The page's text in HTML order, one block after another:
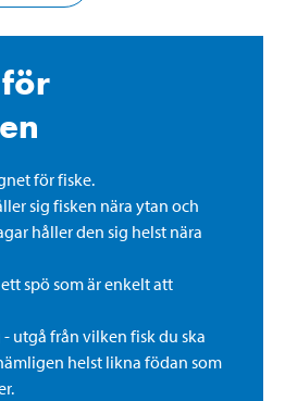
för fiske.
sig fisken nära ytan och
håller den sig helst nära
spö som är enkelt att
utgå från vilken fisk du ska
helst likna födan som